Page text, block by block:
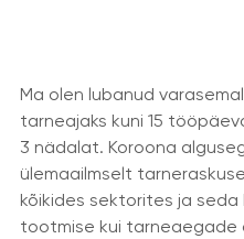
Ma olen lubanud
tarneajaks kuni 15
3 nädalat. Koroona
ülemaailmselt
kõikides sektorites ja seda
tootmise kui tarneaegade